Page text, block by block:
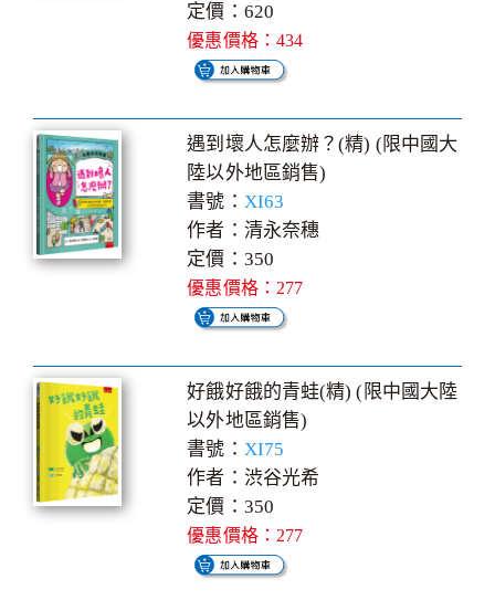
定價：620
優惠價格：434
遇到壞人怎麼辦？(精) (限中國大
陸以外地區銷售)
書號： XI63
作者：清永奈穗
定價：350
優惠價格：277
好餓好餓的青蛙(精) (限中國大陸
以外地區銷售)
書號： XI75
作者：渋谷光希
定價：350
優惠價格：277